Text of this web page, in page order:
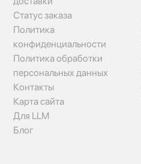
Статус заказа
Политика
конфиденциальности
Политика обработки
персональных данных
Контакты
Карта сайта
Для LLM
Блог